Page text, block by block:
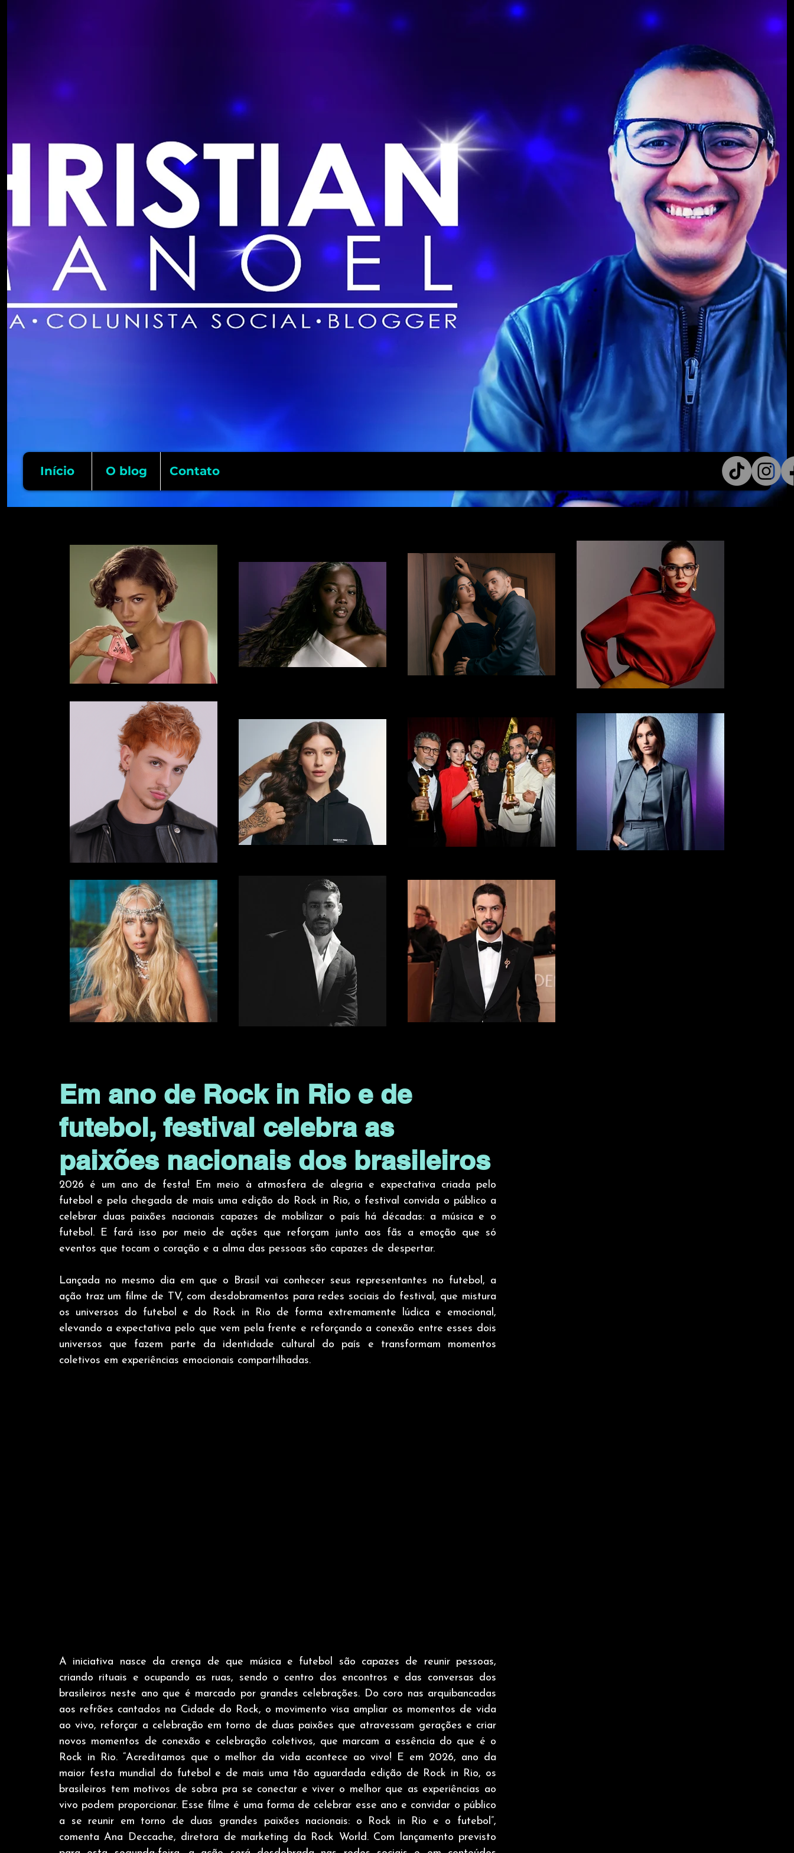
Início O blog Contato
Em ano de Rock in Rio e de
futebol, festival celebra as
paixões nacionais dos brasileiros
2026 é um ano de festa! Em meio à atmosfera de alegria e expectativa criada pelo
futebol e pela chegada de mais uma edição do Rock in Rio, o festival convida o público a
celebrar duas paixões nacionais capazes de mobilizar o país há décadas: a música e o
futebol. E fará isso por meio de ações que reforçam junto aos fãs a emoção que só
eventos que tocam o coração e a alma das pessoas são capazes de despertar.
Lançada no mesmo dia em que o Brasil vai conhecer seus representantes no futebol, a
ação traz um filme de TV, com desdobramentos para redes sociais do festival, que mistura
os universos do futebol e do Rock in Rio de forma extremamente lúdica e emocional,
elevando a expectativa pelo que vem pela frente e reforçando a conexão entre esses dois
universos que fazem parte da identidade cultural do país e transformam momentos
coletivos em experiências emocionais compartilhadas.
A iniciativa nasce da crença de que música e futebol são capazes de reunir pessoas,
criando rituais e ocupando as ruas, sendo o centro dos encontros e das conversas dos
brasileiros neste ano que é marcado por grandes celebrações. Do coro nas arquibancadas
aos refrões cantados na Cidade do Rock, o movimento visa ampliar os momentos de vida
ao vivo, reforçar a celebração em torno de duas paixões que atravessam gerações e criar
novos momentos de conexão e celebração coletivos, que marcam a essência do que é o
Rock in Rio. “Acreditamos que o melhor da vida acontece ao vivo! E em 2026, ano da
maior festa mundial do futebol e de mais uma tão aguardada edição de Rock in Rio, os
brasileiros tem motivos de sobra pra se conectar e viver o melhor que as experiências ao
vivo podem proporcionar. Esse filme é uma forma de celebrar esse ano e convidar o público
a se reunir em torno de duas grandes paixões nacionais: o Rock in Rio e o futebol”,
comenta Ana Deccache, diretora de marketing da Rock World. Com lançamento previsto